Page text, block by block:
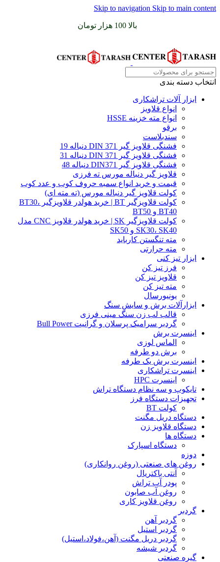
Skip to navigation Skip to main content
بالا 100 هزار تومان
انتخاب دسته بندی
ابزار آلات تراشکاری
انواع قلاویز
انواع مته خزینه HSSE
برقو
سندبلاست
فشنگی قلاویز گیر DIN 371 دنباله 19
فشنگی قلاویز گیر DIN 371 دنباله 31
فشنگی قلاویز گیر DIN371 دنباله 48
قلاویز گیر دنباله مورس ته فرزی
قیمت و خرید انواع سمبه حروف کوب و عدد کوب
کولت قلاویز گیر دنباله مورس (ته مته ای)
کولت قلاویزگیر BT | خرید هولدر قلاویزگیر BT30،
BT40 و BT50
کولت قلاویزگیر SK | خرید هولدر قلاویز CNC مدل
SK30، SK40 و SK50
مته تنگستن کارباید
مته حرارتی
ابزار تیز کنی
فرز تیز کن
قلاویز تیز کن
مته تیز کن
یونیورسال
ابزارآلات برش و سایش سنگ
قالب لب زن سنگ مینی فرزی
گردبر سرامیک پرسلان و گرانیت Bull Power
اینسرت برش
الماس لوزی
برش دو طرفه
اینسرت برش یک طرفه
اینسرت تراشکاری
اینسرت HPC
تایکوپ و سه نظام دستگاه تراش
تجهیزات دستگاه فرز
کولت BT
دستگاه دریل مگنت
دستگاه قلاویز زن
دستگاه ها
دستگاه اسپارک
دوزه
روغن های صنعتی (روغن روانکاری)
آنتی باکتریال
پودر آب تراش
روغن آب صابون
روغن قلاویز کاری
گردبر
گردبر آهن
گردبر استیل
گردبر دریل مگنت (آهن،فولاد،استیل)
گردبر شیشه
گیره صنعتی